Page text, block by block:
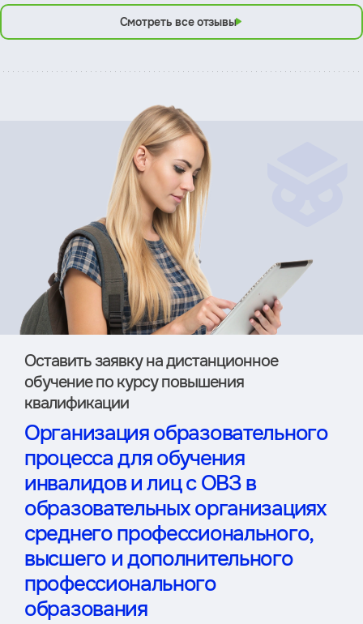
Смотреть все отзывы
Оставить заявку на дистан­ционное
обучение по курсу повышения
квалификации
Организация образовательного
процесса для обучения
инвалидов и лиц с ОВЗ в
образовательных организациях
среднего профессионального,
высшего и дополнительного
профессионального
образования